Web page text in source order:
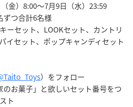
金）8:00～7月9日（水）23:59
ずつ合計6名様
ーセット、LOOKセット、カントリ
イセット、ポップキャンディセット
）をフォロー
のお菓子」と欲しいセット番号をつ
ト